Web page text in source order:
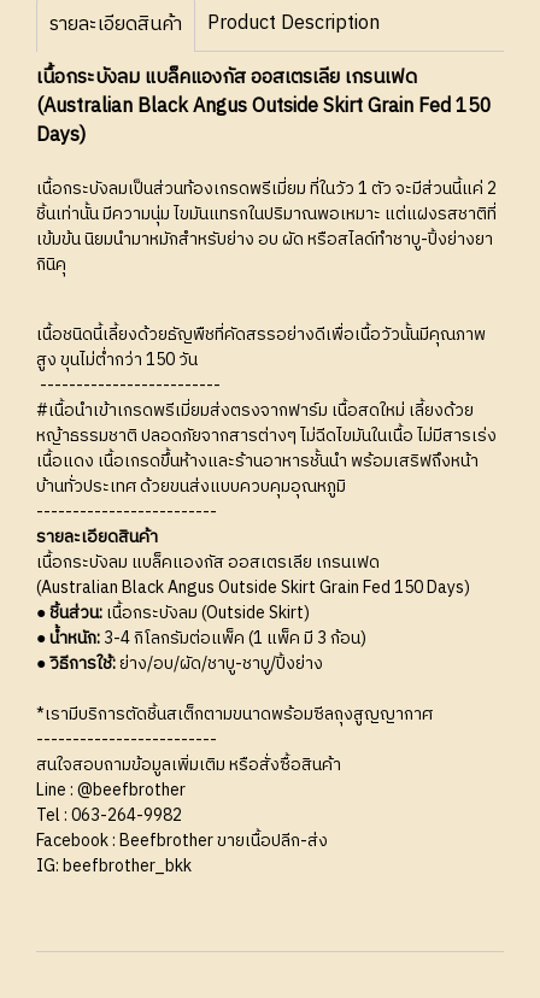
รายละเอียดสินค้า
Product Description
เนื้อกระบังลม แบล็คแองกัส ออสเตรเลีย เกรนเฟด
(Australian Black Angus Outside Skirt Grain Fed 150
Days)
เนื้อกระบังลมเป็นส่วนท้องเกรดพรีเมี่ยม ที่ในวัว 1 ตัว จะมีส่วนนี้แค่ 2
ชิ้นเท่านั้น มีความนุ่ม ไขมันแทรกในปริมาณพอเหมาะ แต่แฝงรสชาติที่
เข้มข้น นิยมนำมาหมักสำหรับย่าง อบ ผัด หรือสไลด์ทำชาบู-ปิ้งย่างยา
กินิคุ
เนื้อชนิดนี้เลี้ยงด้วยธัญพืชที่คัดสรรอย่างดีเพื่อเนื้อวัวนั้นมีคุณภาพ
สูง ขุนไม่ต่ำกว่า 150 วัน
-------------------------
#เนื้อนำเข้าเกรดพรีเมี่ยมส่งตรงจากฟาร์ม เนื้อสดใหม่ เลี้ยงด้วย
หญ้าธรรมชาติ ปลอดภัยจากสารต่างๆ ไม่ฉีดไขมันในเนื้อ ไม่มีสารเร่ง
เนื้อแดง เนื้อเกรดขึ้นห้างและร้านอาหารชั้นนำ พร้อมเสริฟถึงหน้า
บ้านทั่วประเทศ ด้วยขนส่งแบบควบคุมอุณหภูมิ
-------------------------
รายละเอียดสินค้า
เนื้อกระบังลม แบล็คแองกัส ออสเตรเลีย เกรนเฟด
(Australian Black Angus Outside Skirt Grain Fed 150 Days)
● ชิ้นส่วน:เนื้อกระบังลม (Outside Skirt)
● น้ำหนัก:3-4 กิโลกรัมต่อแพ็ค (1 แพ็ค มี 3 ก้อน)
● วิธีการใช้:ย่าง/อบ/ผัด/ชาบู-ชาบู/ปิ้งย่าง
*เรามีบริการตัดชิ้นสเต็กตามขนาดพร้อมซีลถุงสูญญากาศ
-------------------------
สนใจสอบถามข้อมูลเพิ่มเติม หรือสั่งซื้อสินค้า
Line :@beefbrother
Tel :063-264-9982
Facebook :Beefbrother ขายเนื้อปลีก-ส่ง
IG:beefbrother_bkk